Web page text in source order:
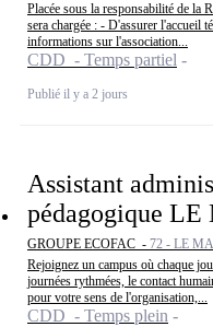
Placée sous la responsabilité de la
sera chargée : - D'assurer l'accueil
informations sur l'association...
CDD - Temps partiel
Publié il y a 2 jours
Assistant
pédagogique
GROUPE ECOFAC - 72 - LE
Rejoignez un campus où chaque
journées rythmées, le contact
pour votre sens de l'organisation,...
CDD - Temps plein